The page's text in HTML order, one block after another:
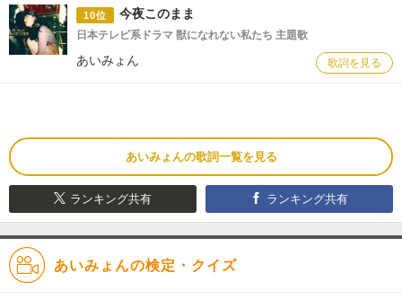
10位 今夜このまま
日本テレビ系ドラマ 獣になれない私たち 主題歌
あいみょん 歌詞を見る
あいみょんの歌詞一覧を見る
ランキング共有 ランキング共有
あいみょんの検定・クイズ